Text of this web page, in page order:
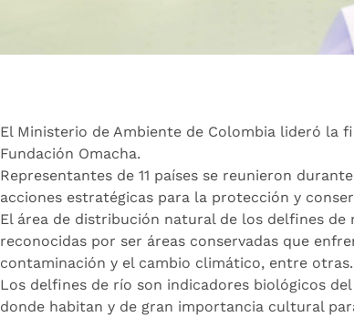
El Ministerio de Ambiente de Colombia lideró la
Fundación Omacha.
Representantes de 11 países se reunieron
acciones estratégicas para la protección y
El área de distribución natural de los delfines de
reconocidas por ser áreas conservadas que
contaminación y el cambio climático, entre otras.
Los delfines de río son indicadores biológicos
donde habitan y de gran importancia cultural